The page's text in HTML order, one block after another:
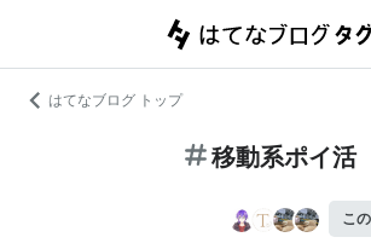
はてなブログ トップ
移動系ポイ活
こ